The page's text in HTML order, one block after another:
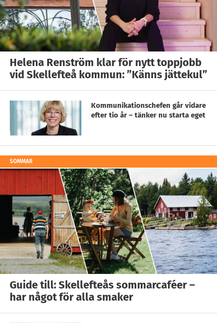
Helena Renström klar för nytt toppjobb
vid Skellefteå kommun: ”Känns jättekul”
Kommunikationschefen går vidare
efter tio år – tänker nu starta eget
SOMMAR
Guide till: Skellefteås sommarcaféer –
har något för alla smaker